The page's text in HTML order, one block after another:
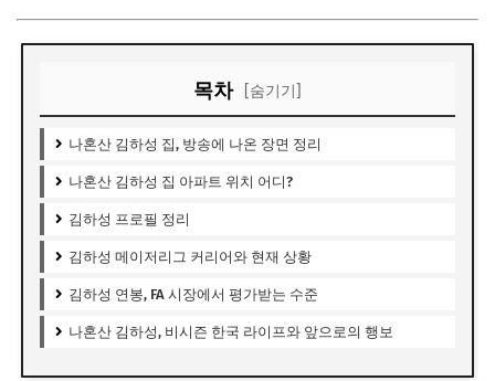
목차 [숨기기]
나혼산 김하성 집, 방송에 나온 장면 정리
나혼산 김하성 집 아파트 위치 어디?
김하성 프로필 정리
김하성 메이저리그 커리어와 현재 상황
김하성 연봉, FA 시장에서 평가받는 수준
나혼산 김하성, 비시즌 한국 라이프와 앞으로의 행보